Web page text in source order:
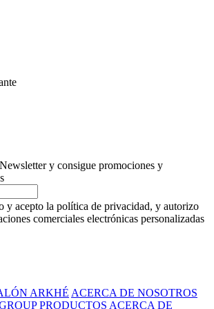
y consigue promociones y
y acepto la política de privacidad, y autorizo
comerciales electrónicas personalizadas
ARKHÉ ACERCA DE NOSOTROS
PRODUCTOS ACERCA DE